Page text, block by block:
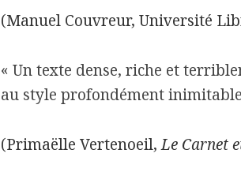
(Manuel Couvreur, Université
« Un texte dense, riche et
au style profondément
(Primaëlle Vertenoeil,Le Carnet